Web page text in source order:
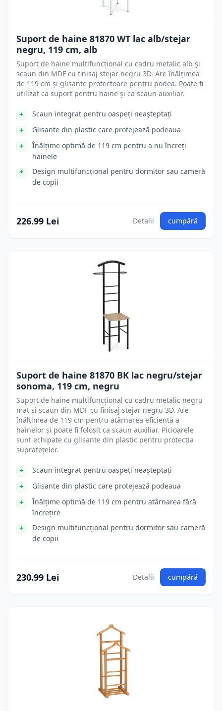
Suport de haine 81870 WT lac alb/stejar
negru, 119 cm, alb
Suport de haine multifuncțional cu cadru metalic alb și
scaun din MDF cu finisaj stejar negru 3D. Are înălțimea
de 119 cm și glisante protectoare pentru podea. Poate fi
utilizat ca suport pentru haine și ca scaun auxiliar.
Scaun integrat pentru oaspeți neașteptați
Glisante din plastic care protejează podeaua
Înălțime optimă de 119 cm pentru a nu încreți
hainele
Design multifuncțional pentru dormitor sau cameră
de copii
226.99 Lei Detalii cumpără
Suport de haine 81870 BK lac negru/stejar
sonoma, 119 cm, negru
Suport de haine multifuncțional cu cadru metalic negru
mat și scaun din MDF cu finisaj stejar negru 3D. Are
înălțimea de 119 cm pentru atârnarea eficientă a
hainelor și poate fi folosit ca scaun auxiliar. Picioarele
sunt echipate cu glisante din plastic pentru protecția
suprafețelor.
Scaun integrat pentru oaspeți neașteptați
Glisante din plastic care protejează podeaua
Înălțime optimă de 119 cm pentru atârnarea fără
încrețire
Design multifuncțional pentru dormitor sau cameră
de copii
230.99 Lei Detalii cumpără